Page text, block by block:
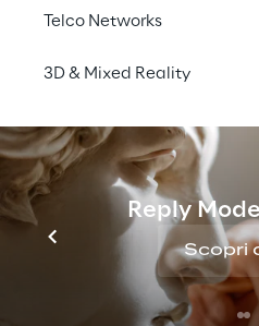
Telco Networks
3D & Mixed Reality
Reply
Scopri
CASE STUDY
Sfruttare le
predittive
del